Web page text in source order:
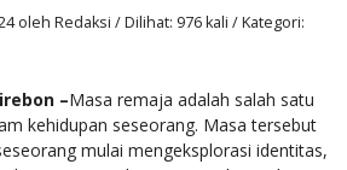
oleh Redaksi / Dilihat: 976 kali / Kategori:
–Masa remaja adalah salah satu
kehidupan seseorang. Masa tersebut
mulai mengeksplorasi identitas,